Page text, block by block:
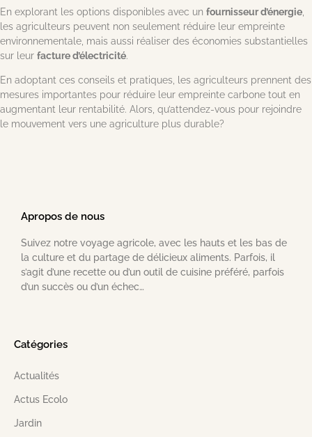
En explorant les options disponibles avec un fournisseur d’énergie
les agriculteurs peuvent non seulement réduire leur empreinte
environnementale, mais aussi réaliser des économies substantielles
sur leur facture d’électricité.
En adoptant ces conseils et pratiques, les agriculteurs prennent des
mesures importantes pour réduire leur empreinte carbone tout en
augmentant leur rentabilité. Alors, qu’attendez-vous pour rejoindre
le mouvement vers une agriculture plus durable?
Apropos de nous
Suivez notre voyage agricole, avec les hauts et les bas de
la culture et du partage de délicieux aliments. Parfois, il
s’agit d’une recette ou d’un outil de cuisine préféré, parfois
d’un succès ou d’un échec…
Catégories
Actualités
Actus Ecolo
Jardin